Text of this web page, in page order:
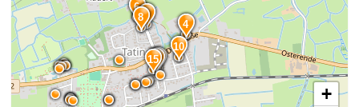
15
14
13
10
8
6
5
4
+